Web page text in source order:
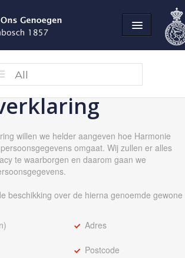
All
willen we helder aangeven hoe Harmonie
persoonsgegevens omgaat. Wij zullen er alles
te waarborgen en daarom gaan we
beschikking over de hierna genoemde gewone
Adres
Postcode